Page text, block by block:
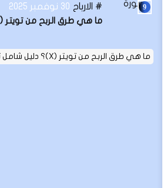
الارباح 30 نوفمبر 2025
ما هي طرق الربح من تويتر (X)؟
ما هي طرق الربح من تويتر (X)؟ دليل شامل تويتر، أ…